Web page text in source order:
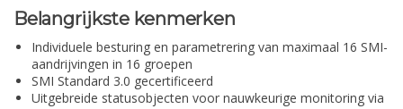
Belangrijkste kenmerken
Individuele besturing en parametrering van maximaal 16 SMI-
aandrijvingen in 16 groepen
SMI Standard 3.0 gecertificeerd
Uitgebreide statusobjecten voor nauwkeurige monitoring via